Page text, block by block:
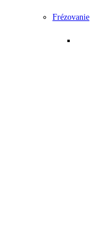
Frézovanie